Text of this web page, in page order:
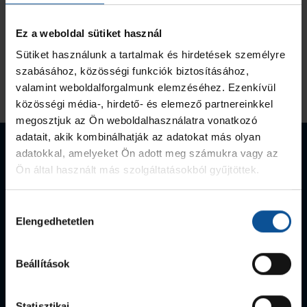
Ez a weboldal sütiket használ
Sütiket használunk a tartalmak és hirdetések személyre
szabásához, közösségi funkciók biztosításához,
valamint weboldalforgalmunk elemzéséhez. Ezenkívül
közösségi média-, hirdető- és elemező partnereinkkel
megosztjuk az Ön weboldalhasználatra vonatkozó
adatait, akik kombinálhatják az adatokat más olyan
adatokkal, amelyeket Ön adott meg számukra vagy az
Ön által használt más szolgáltatásokból gyűjtöttek.
kiválasztása
Elengedhetetlen
Beállítások
EHF-Kupa
győztes
2014
Magyar
bajnok
Magyar kupa-
győztes